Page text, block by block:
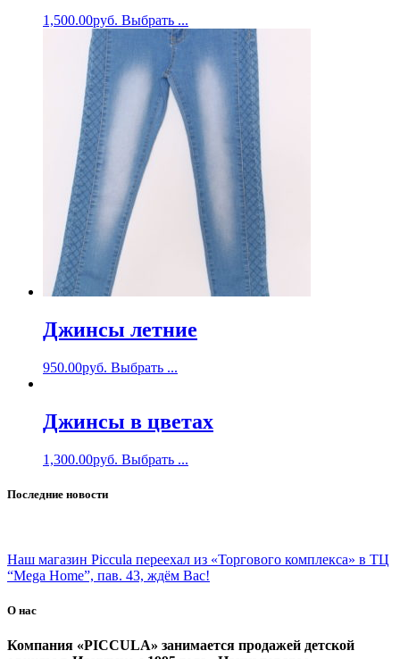
1,500.00руб. Выбрать ...
Джинсы летние
950.00руб. Выбрать ...
Джинсы в цветах
1,300.00руб. Выбрать ...
Последние новости
Наш магазин Piccula переехал из «Торгового комплекса» в ТЦ
“Mega Home”, пав. 43, ждём Вас!
О нас
Компания «PICCULA» занимается продажей детской